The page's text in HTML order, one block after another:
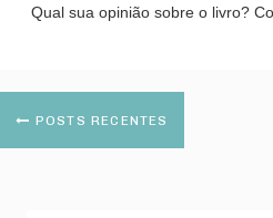
Qual sua opinião sobre o livro?
POSTS RECENTES